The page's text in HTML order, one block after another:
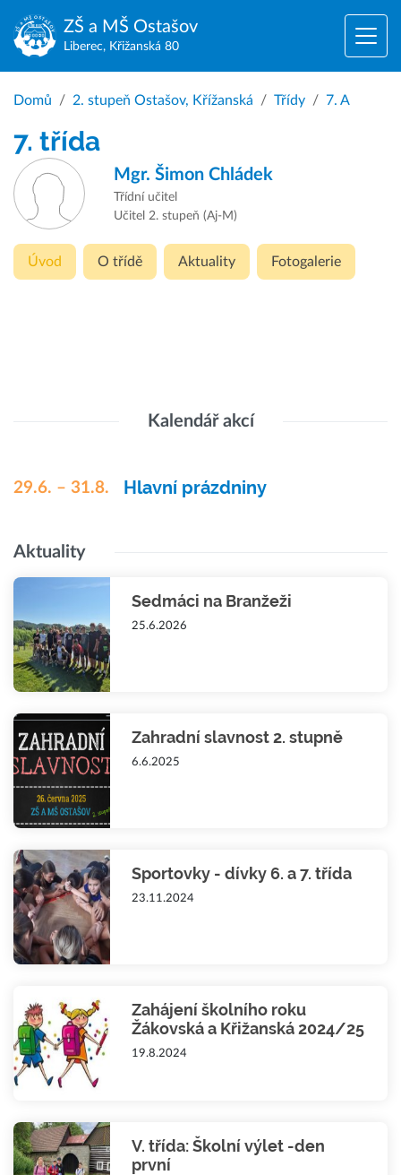
ZŠ a MŠ Ostašov
Liberec, Křižanská 80
Domů 2. stupeň Ostašov, Křížanská Třídy 7. A
7. třída
Mgr. Šimon Chládek
Třídní učitel
Učitel 2. stupeň (Aj-M)
Úvod O třídě Aktuality Fotogalerie
Kalendář akcí
29.6. – 31.8. Hlavní prázdniny
Aktuality
Sedmáci na Branžeži
25.6.2026
Zahradní slavnost 2. stupně
6.6.2025
Sportovky - dívky 6. a 7. třída
23.11.2024
Zahájení školního roku
Žákovská a Křižanská 2024/25
19.8.2024
V. třída: Školní výlet -den
první